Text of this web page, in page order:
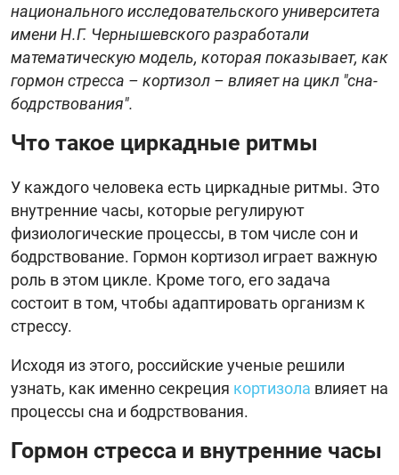
национального исследовательского университета
имени Н.Г. Чернышевского разработали
математическую модель, которая показывает, как
гормон стресса – кортизол – влияет на цикл "сна-
бодрствования".
Что такое циркадные ритмы
У каждого человека есть циркадные ритмы. Это
внутренние часы, которые регулируют
физиологические процессы, в том числе сон и
бодрствование. Гормон кортизол играет важную
роль в этом цикле. Кроме того, его задача
состоит в том, чтобы адаптировать организм к
стрессу.
Исходя из этого, российские ученые решили
узнать, как именно секреция кортизола влияет на
процессы сна и бодрствования.
Гормон стресса и внутренние часы